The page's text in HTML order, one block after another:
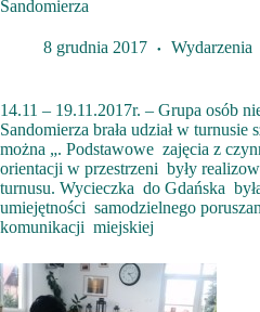
Sandomierza
8 grudnia 2017 Wydarzenia
14.11 – 19.11.2017r. – Grupa osób
Sandomierza brała udział w
można „. Podstawowe zajęcia z
orientacji w przestrzeni były
turnusu. Wycieczka do Gdańska
umiejętności samodzielnego
komunikacji miejskiej